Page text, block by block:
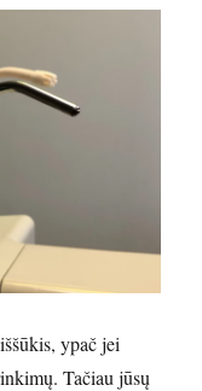
ypač jei
Tačiau jūsų